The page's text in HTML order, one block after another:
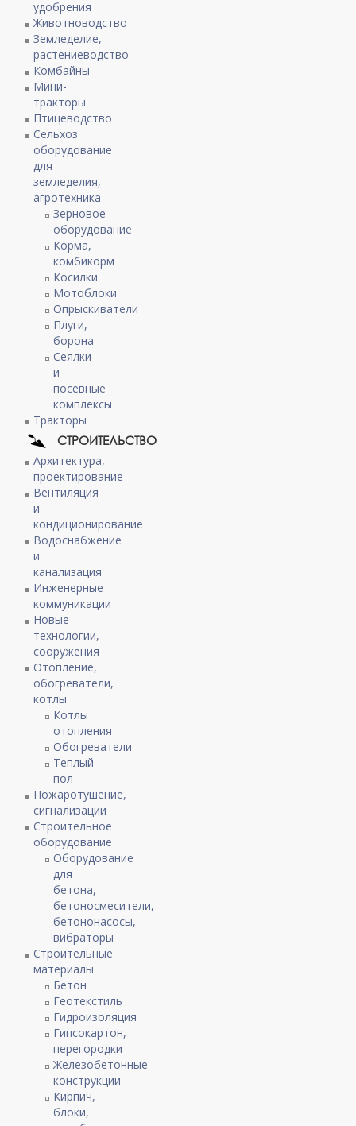
удобрения
Животноводство
Земледелие,
растениеводство
Комбайны
Мини-
тракторы
Птицеводство
Сельхоз
оборудование
для
земледелия,
агротехника
Зерновое
оборудование
Корма,
комбикорм
Косилки
Мотоблоки
Опрыскиватели
Плуги,
борона
Сеялки
и
посевные
комплексы
Тракторы
СТРОИТЕЛЬСТВО
Архитектура,
проектирование
Вентиляция
и
кондиционирование
Водоснабжение
и
канализация
Инженерные
коммуникации
Новые
технологии,
сооружения
Отопление,
обогреватели,
котлы
Котлы
отопления
Обогреватели
Теплый
пол
Пожаротушение,
сигнализации
Строительное
оборудование
Оборудование
для
бетона,
бетоносмесители,
бетононасосы,
вибраторы
Строительные
материалы
Бетон
Геотекстиль
Гидроизоляция
Гипсокартон,
перегородки
Железобетонные
конструкции
Кирпич,
блоки,